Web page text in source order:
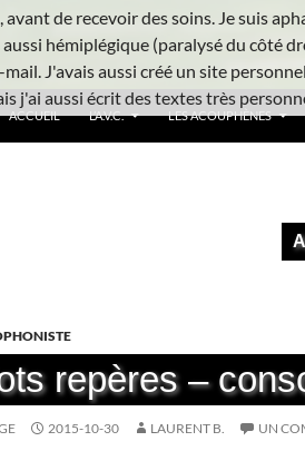
ACCUEIL L’A.V.C. LES ACOUPHÈNES
repères –
2015-10-30 LAURENT B. UN
de recevoir des soins. Je suis
hémiplégique (paralysé du côté
J'avais aussi créé un site
j'ai aussi écrit des textes très